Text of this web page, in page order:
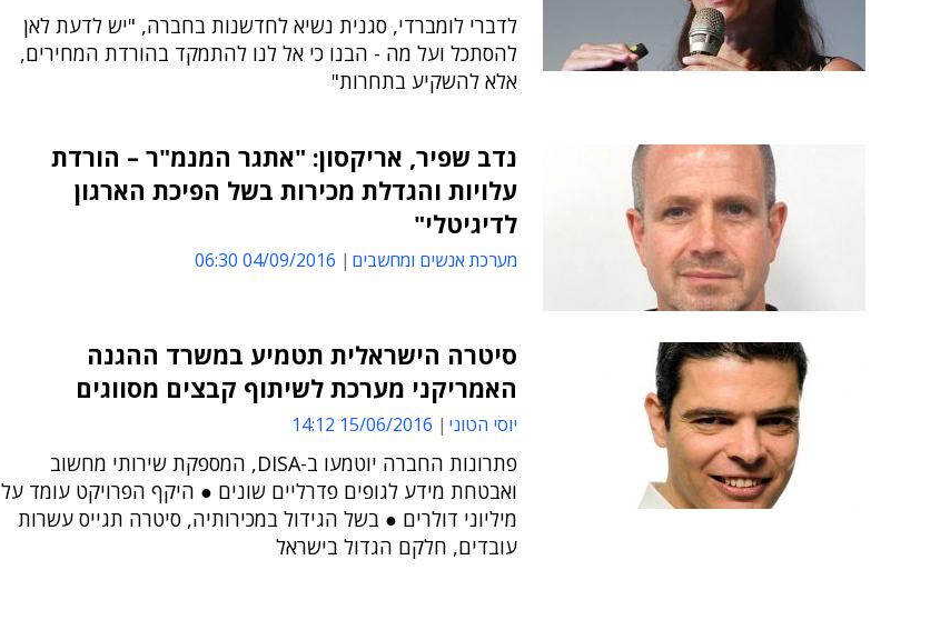
לדברי לומברדי, סגנית נשיא לחדשנות בחברה, "יש לדעת לאן
להסתכל ועל מה - הבנו כי אל לנו להתמקד בהורדת המחירים,
אלא להשקיע בתחרות"
נדב שפיר, אריקסון: "אתגר המנמ"ר – הורדת
עלויות והגדלת מכירות בשל הפיכת הארגון
לדיגיטלי"
מערכת אנשים ומחשבים 04/09/2016 06:30
סיטרה הישראלית תטמיע במשרד ההגנה
האמריקני מערכת לשיתוף קבצים מסווגים
יוסי הטוני 15/06/2016 14:12
פתרונות החברה יוטמעו ב-DISA, המספקת שירותי מחשוב
ואבטחת מידע לגופים פדרליים שונים ● היקף הפרויקט עומד על
מיליוני דולרים ● בשל הגידול במכירותיה, סיטרה תגייס עשרות
עובדים, חלקם הגדול בישראל